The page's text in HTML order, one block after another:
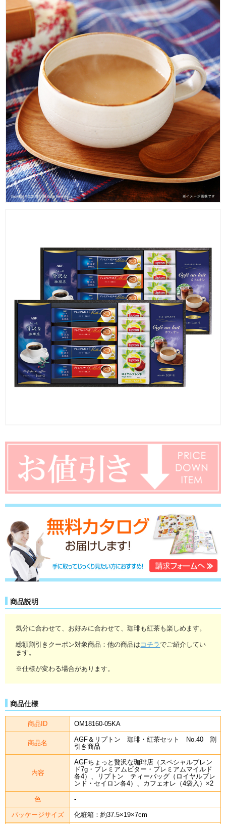
商品説明
気分に合わせて、お好みに合わせて、珈琲も紅茶も楽しめます。
総額割引きクーポン対象商品：他の商品は コチラでご紹介してい
ます。
※仕様が変わる場合があります。
商品仕様
商品ID OM18160-05KA
商品名
AGF＆リプトン 珈琲・紅茶セット No.40 割
引き商品
内容
AGFちょっと贅沢な珈琲店（スペシャルブレン
ド7g・プレミアムビター・プレミアムマイルド
各4）、リプトン ティーバッグ（ロイヤルブレ
ンド・セイロン各4）、カフェオレ（4袋入）×2
色 -
パッケージサイズ 化粧箱：約37.5×19×7cm